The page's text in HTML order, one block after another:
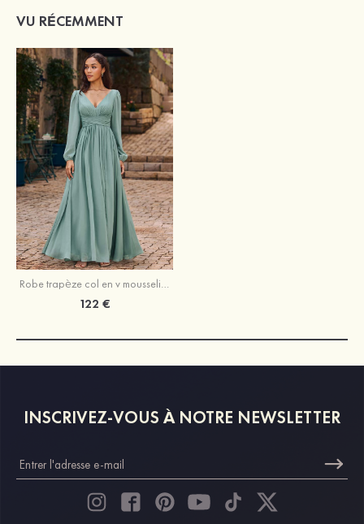
VU RÉCEMMENT
Robe trapèze col en v mousseline longueur ras du sol robe de demoiselle d'honneur avec plissé
122 €
INSCRIVEZ-VOUS À NOTRE NEWSLETTER